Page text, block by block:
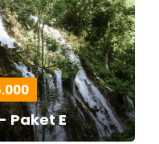
Paket E